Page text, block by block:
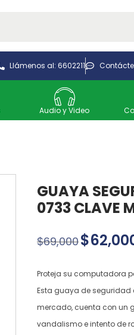
Llámenos al: 6602211
Audio y Video
GUAYA
0733 CLAVE
$69,000$
Proteja su computadora
Esta guaya de seguridad
mercado, cuenta con un
vandalismo e intento de